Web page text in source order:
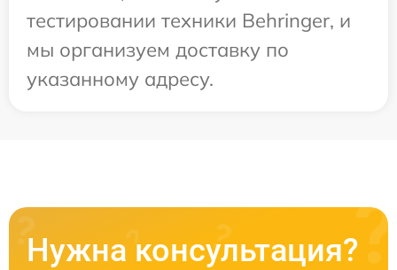
тестировании техники Behringer, и
мы организуем доставку по
указанному адресу.
Нужна консультация?